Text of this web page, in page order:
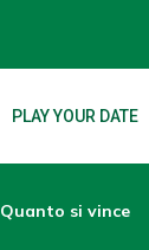
PLAY YOUR DATE
Quanto si vince